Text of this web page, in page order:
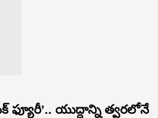
ఫ్యూరీ’.. యుద్ధాన్ని త్వరలోనే